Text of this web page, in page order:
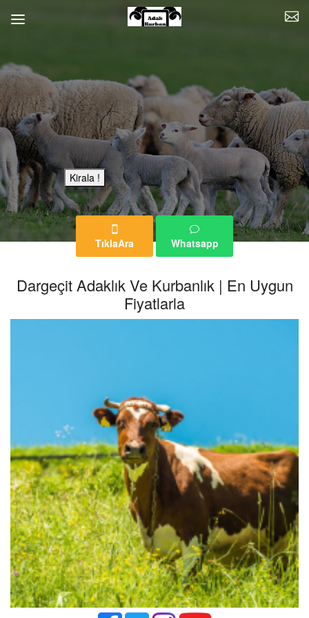
TıklaAra Whatsapp
Kirala !
Dargeçit Adaklık Ve Kurbanlık | En Uygun
Fiyatlarla